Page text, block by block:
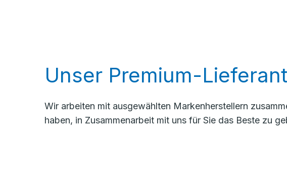
Unser Premium-Lieferant
Wir arbeiten mit ausgewählten Markenherstellern
haben, in Zusammenarbeit mit uns für Sie das Beste zu